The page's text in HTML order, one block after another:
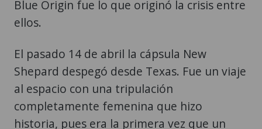
Blue Origin fue lo que originó la crisis entre
ellos.
El pasado 14 de abril la cápsula New
Shepard despegó desde Texas. Fue un viaje
al espacio con una tripulación
completamente femenina que hizo
historia, pues era la primera vez que un